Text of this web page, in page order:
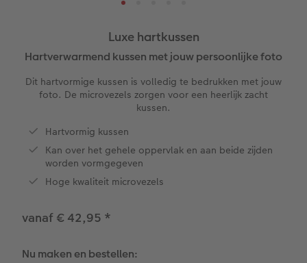
XXL Liggend
Compact Liggend
Kids
Papiersoorten
Kaftsoorten
Mogelijkheden
Mini retro prints
Square prints
Mini prints
Foto in lijst
Premium poster
Fotosets
Foto op forex
Foto op hout
Meerluik
Alle extra's
Papiersoorten
Fineline wandkalender
Met designs
Making Memories Wandkalenders
Alle extra's
Textiel
Fotomagneten
Telefoonhoesjes
Fotogeschenkboxen
Art prints
Trouwkaarten
Babykaarten
Communiekaarten
Alle thema's
Met reliëfopdruk
App
Luxe hartkussen
Hartverwarmend kussen met jouw persoonlijke foto
Dit hartvormige kussen is volledig te bedrukken met jouw
foto. De microvezels zorgen voor een heerlijk zacht
kussen.
Hartvormig kussen
Kan over het gehele oppervlak en aan beide zijden
worden vormgegeven
Hoge kwaliteit microvezels
vanaf € 42,95 *
Nu maken en bestellen: